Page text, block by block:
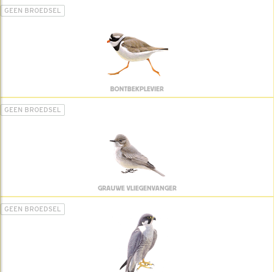
GEEN BROEDSEL
BONTBEKPLEVIER
GEEN BROEDSEL
GRAUWE VLIEGENVANGER
GEEN BROEDSEL